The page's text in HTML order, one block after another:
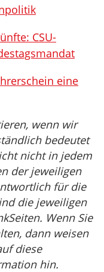
CSU-
eine
wenn wir
bedeutet
nicht in jedem
der jeweiligen
für die
die jeweiligen
Wenn Sie
dann weisen
diese
hin.